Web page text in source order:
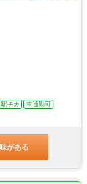
駅チカ
車通勤可
がある